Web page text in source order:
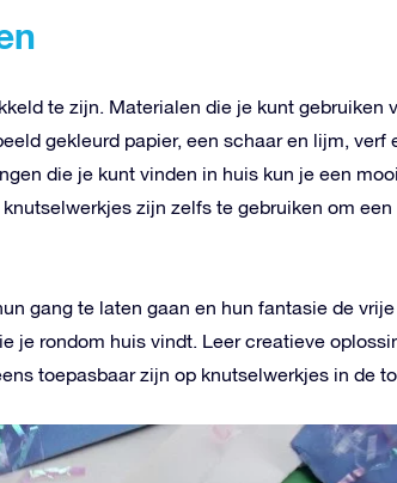
te zijn. Materialen die je kunt gebruiken
gekleurd papier, een schaar en lijm, verf
die je kunt vinden in huis kun je een
zijn zelfs te gebruiken om een
gang te laten gaan en hun fantasie de
je rondom huis vindt. Leer creatieve
toepasbaar zijn op knutselwerkjes in de